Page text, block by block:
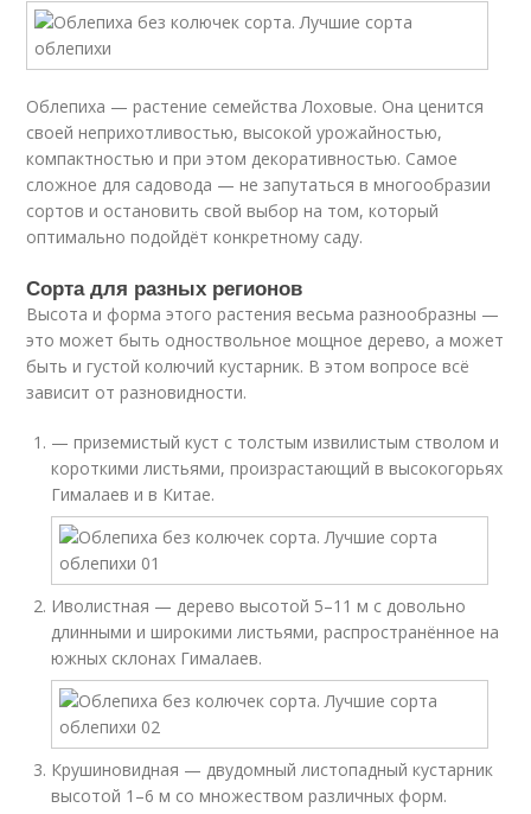
Облепиха — растение семейства Лоховые. Она ценится
своей неприхотливостью, высокой урожайностью,
компактностью и при этом декоративностью. Самое
сложное для садовода — не запутаться в многообразии
сортов и остановить свой выбор на том, который
оптимально подойдёт конкретному саду.
Сорта для разных регионов
Высота и форма этого растения весьма разнообразны —
это может быть одноствольное мощное дерево, а может
быть и густой колючий кустарник. В этом вопросе всё
зависит от разновидности.
— приземистый куст с толстым извилистым стволом и
короткими листьями, произрастающий в высокогорьях
Гималаев и в Китае.
Иволистная — дерево высотой 5–11 м с довольно
длинными и широкими листьями, распространённое на
южных склонах Гималаев.
Крушиновидная — двудомный листопадный кустарник
высотой 1–6 м со множеством различных форм.